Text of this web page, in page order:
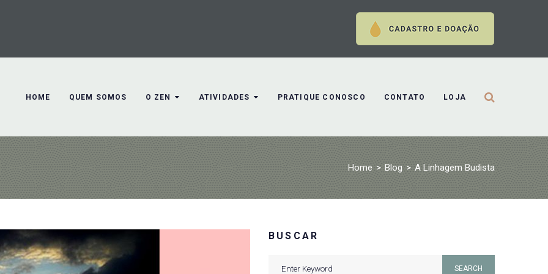
HOME QUEM SOMOS O ZEN ATIVIDADES PRATIQUE CONOSCO CONTATO LOJA
Home > Blog > A Linhagem Budista
BUSCAR
SEARCH